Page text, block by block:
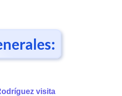
visita